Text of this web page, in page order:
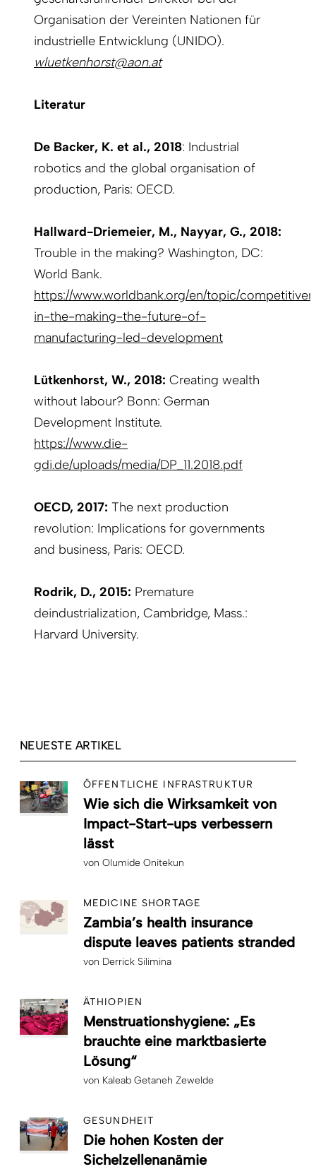
Organisation der Vereinten Nationen für
industrielle Entwicklung (UNIDO).
wluetkenhorst@aon.at
Literatur
De Backer, K. et al., 2018: Industrial
robotics and the global organisation of
production, Paris: OECD.
Hallward-Driemeier, M., Nayyar, G., 2018:
Trouble in the making? Washington, DC:
World Bank.
https://www.worldbank.org/en/topic/
in-the-making-the-future-of-
manufacturing-led-development
Lütkenhorst, W., 2018: Creating wealth
without labour? Bonn: German
Development Institute.
https://www.die-
gdi.de/uploads/media/DP_11.2018.pdf
OECD, 2017: The next production
revolution: Implications for governments
and business, Paris: OECD.
Rodrik, D., 2015: Premature
deindustrialization, Cambridge, Mass.:
Harvard University.
NEUESTE ARTIKEL
ÖFFENTLICHE INFRASTRUKTUR
Wie sich die Wirksamkeit von
Impact-Start-ups verbessern
lässt
von Olumide Onitekun
MEDICINE SHORTAGE
Zambia’s health insurance
dispute leaves patients stranded
von Derrick Silimina
ÄTHIOPIEN
Menstruationshygiene: „Es
brauchte eine marktbasierte
Lösung“
von Kaleab Getaneh Zewelde
GESUNDHEIT
Die hohen Kosten der
Sichelzellenanämie